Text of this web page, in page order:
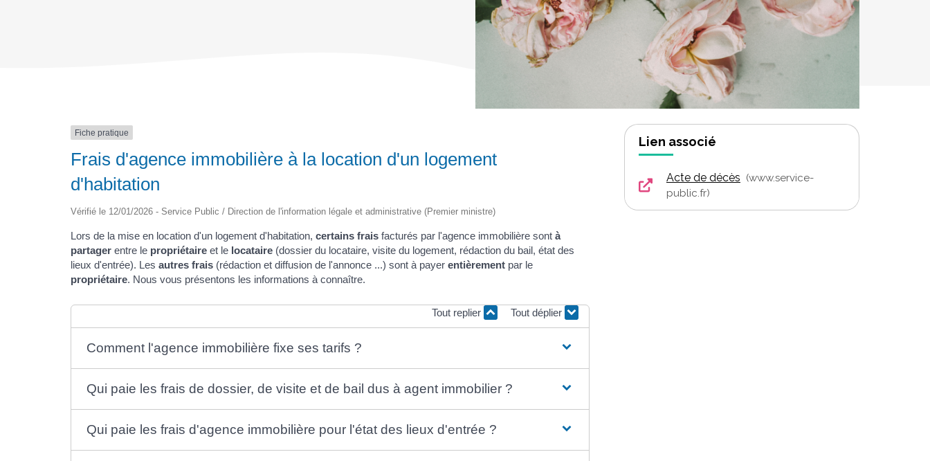
Fiche pratique
Frais d'agence immobilière à la location d'un logement
d'habitation
Vérifié le 12/01/2026 - Service Public / Direction de l'information légale et administrative (Premier ministre)
Lors de la mise en location d'un logement d'habitation, certains frais facturés par l'agence immobilière sont à
partager entre le propriétaire et le locataire (dossier du locataire, visite du logement, rédaction du bail, état des
lieux d'entrée). Les autres frais (rédaction et diffusion de l'annonce ...) sont à payer entièrement par le
propriétaire. Nous vous présentons les informations à connaître.
Tout replier Tout déplier
Comment l'agence immobilière fixe ses tarifs ?
Qui paie les frais de dossier, de visite et de bail dus à agent immobilier ?
Qui paie les frais d'agence immobilière pour l'état des lieux d'entrée ?
Lien associé
Acte de décès
www.service-
public.fr